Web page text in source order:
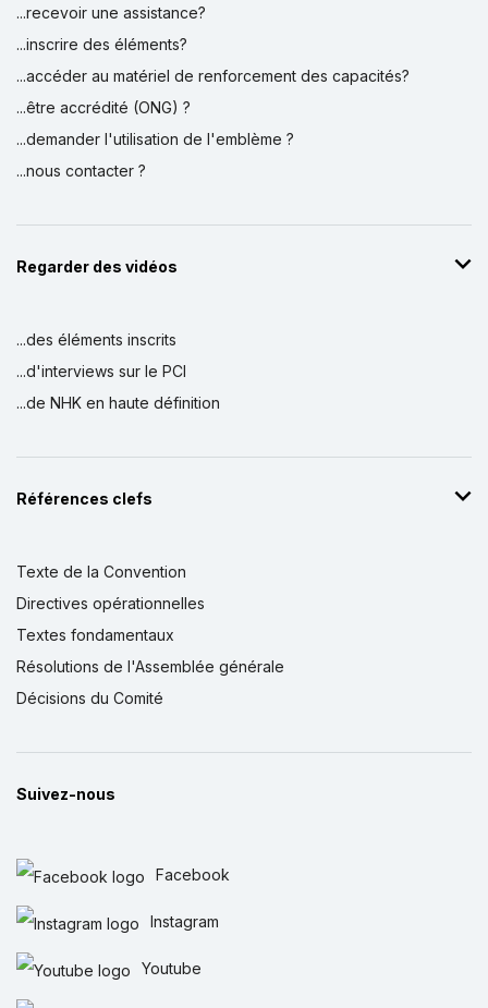
...recevoir une assistance?
...inscrire des éléments?
...accéder au matériel de renforcement des capacités?
...être accrédité (ONG) ?
...demander l'utilisation de l'emblème ?
...nous contacter ?
Regarder des vidéos
...des éléments inscrits
...d'interviews sur le PCI
...de NHK en haute définition
Références clefs
Texte de la Convention
Directives opérationnelles
Textes fondamentaux
Résolutions de l'Assemblée générale
Décisions du Comité
Suivez-nous
Facebook
Instagram
Youtube